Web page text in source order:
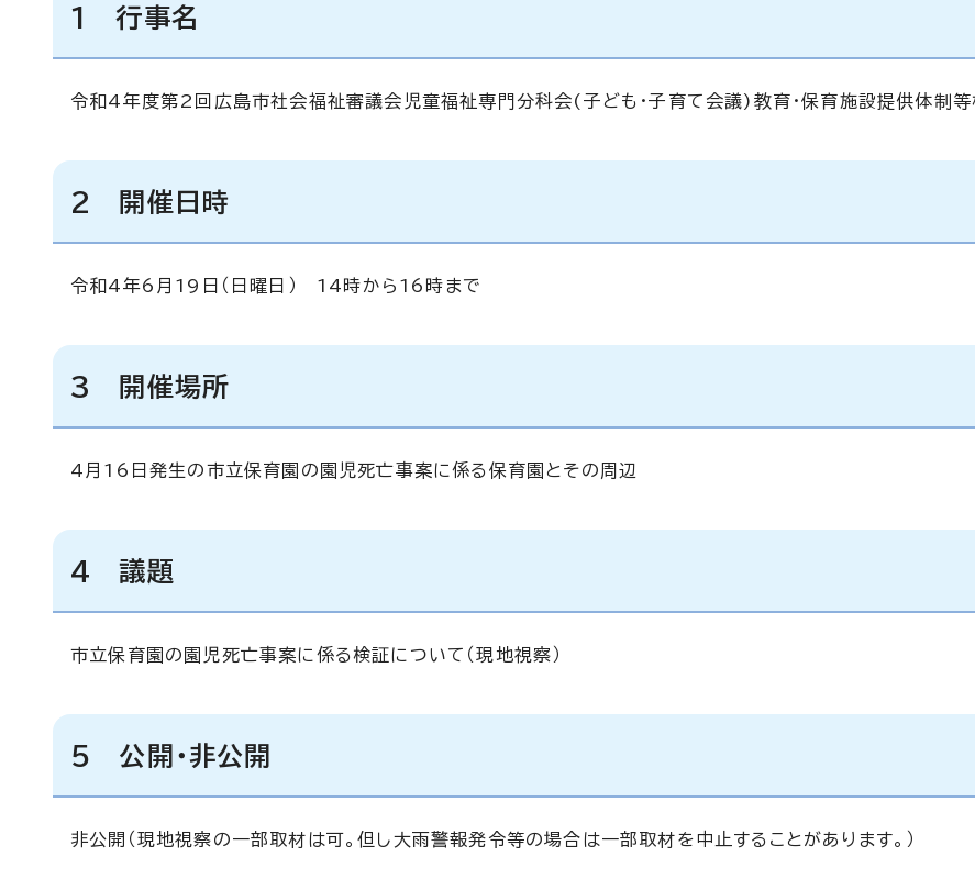
1 行事名
令和4年度第2回広島市社会福祉審議会児童福祉専門分科会(子ども・子育て会議)教育・保育施設提供体制
2 開催日時
令和4年6月19日（日曜日） 14時から16時まで
3 開催場所
4月16日発生の市立保育園の園児死亡事案に係る保育園とその周辺
4 議題
市立保育園の園児死亡事案に係る検証について（現地視察）
5 公開・非公開
非公開（現地視察の一部取材は可。但し大雨警報発令等の場合は一部取材を中止することがあります。）